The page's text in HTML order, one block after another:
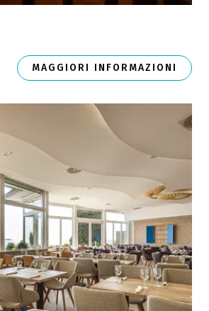
MAGGIORI INFORMAZIONI